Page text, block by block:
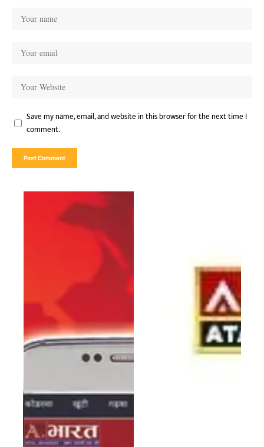
Save my name, email, and website in this browser for the next time I
comment.